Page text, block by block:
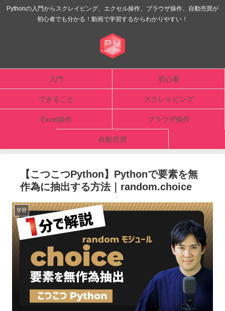
Pythonの入門からスクレイピング、エクセル操作、ブラウザ操作、自動売買が
初心者でも分かる！動画で学習するからわかりやすい！
入門 初心者
できること スクレイピング
Excel操作 ブラウザ操作
自動売買
【こつこつPython】Pythonで要素を無
作為に抽出する方法｜random.choice
学習